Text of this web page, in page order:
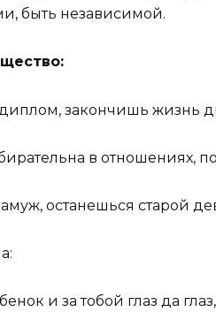
быть независимой.
закончишь жизнь
в отношениях,
останешься старой
и за тобой глаз да